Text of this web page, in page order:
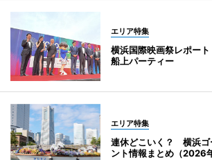
エリア特集
横浜国際映画祭レポー
船上パーティー
エリア特集
連休どこいく？ 横浜ゴ
ント情報まとめ（2026年